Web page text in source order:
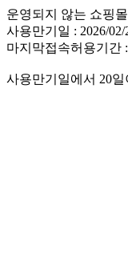
운영되지 않는 쇼핑
사용만기일 : 2026/02/
마지막접속허용기간 :
사용만기일에서 20